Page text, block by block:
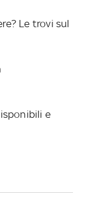
Le trovi sul
e